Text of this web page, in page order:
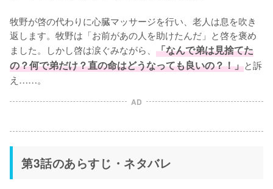
牧野が啓の代わりに心臓マッサージを行い、老人は息を吹き
返します。牧野は「お前があの人を助けたんだ」と啓を褒め
ました。しかし啓は涙ぐみながら、 「なんで弟は見捨てた
の？何で弟だけ？直の命はどうなっても良いの？！」と訴
え……。
AD
第3話のあらすじ・ネタバレ